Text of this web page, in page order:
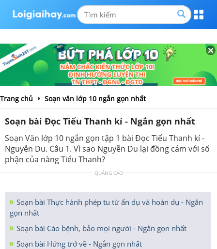
Trang chủ Soạn văn lớp 10 ngắn gọn nhất
Soạn bài Đọc Tiểu Thanh kí - Ngắn gọn nhất
Soạn Văn lớp 10 ngắn gọn tập 1 bài Đọc Tiểu Thanh kí -
Nguyễn Du. Câu 1. Vì sao Nguyễn Du lại đồng cảm với số
phận của nàng Tiểu Thanh?
QUẢNG CÁO
Soạn bài Thực hành phép tu từ ẩn dụ và hoán dụ - Ngắn
gọn nhất
Soạn bài Cáo bệnh, bảo mọi người - Ngắn gọn nhất
Soạn bài Hứng trở về - Ngắn gọn nhất